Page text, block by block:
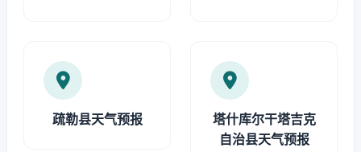
疏勒县天气预报
塔什库尔干塔吉克
自治县天气预报